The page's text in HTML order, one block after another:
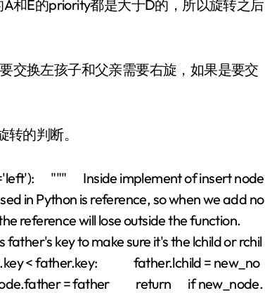
和E的priority都是大于D的，所以旋转之后
交换左孩子和父亲需要右旋，如果是要交
的判断。
""" Inside implement of insert node
in Python is reference, so when we add no
reference will lose outside the function.
key to make sure it's the lchild or rchil
< father.key: father.lchild = new_no
= father return if new_node.